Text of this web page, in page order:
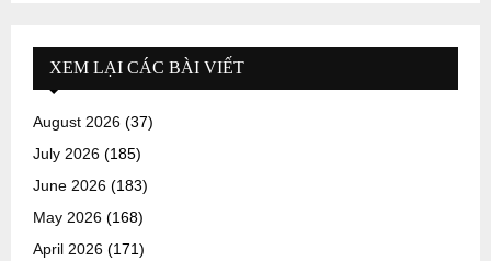
XEM LẠI CÁC BÀI VIẾT
August 2026 (37)
July 2026 (185)
June 2026 (183)
May 2026 (168)
April 2026 (171)